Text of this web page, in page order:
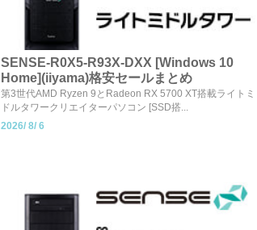
SENSE-R0X5-R93X-DXX [Windows 10
Home](iiyama)格安セールまとめ
第3世代AMD Ryzen 9とRadeon RX 5700 XT搭載ライトミ
ドルタワークリエイターパソコン [SSD搭...
2026/ 8/ 6